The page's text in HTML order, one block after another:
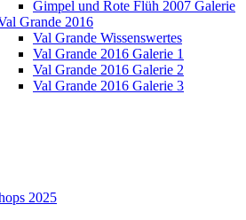
Gimpel und Rote Flüh 2007 Galerie
Grande 2016
Val Grande Wissenswertes
Val Grande 2016 Galerie 1
Val Grande 2016 Galerie 2
Val Grande 2016 Galerie 3
2025